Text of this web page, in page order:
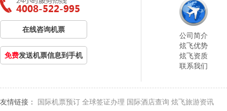
在线咨询机票
免费发送机票信息到手机
公司简介
炫飞优势
炫飞资质
联系我们
友情链接： 国际机票预订 全球签证办理 国际酒店查询 炫飞旅游资讯